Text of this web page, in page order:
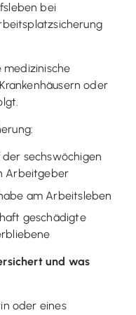
bei
medizinische
oder
der sechswöchigen
Arbeitgeber
am Arbeitsleben
geschädigte
und was
oder eines